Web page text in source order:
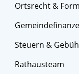
Ortsrecht &
Steuern &
Rathausteam